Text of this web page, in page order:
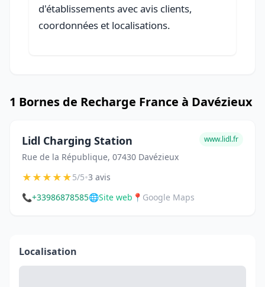
d'établissements avec avis clients,
coordonnées et localisations.
1 Bornes de Recharge France à Davézieux
Lidl Charging Station
Rue de la République, 07430 Davézieux
www.lidl.fr
★★★★★5/5•3 avis
📞+33986878585🌐Site web 📍 Google Maps
Localisation